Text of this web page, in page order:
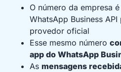
O número da empresa
WhatsApp Business
provedor oficial
Esse mesmo número
app do WhatsApp
As mensagens